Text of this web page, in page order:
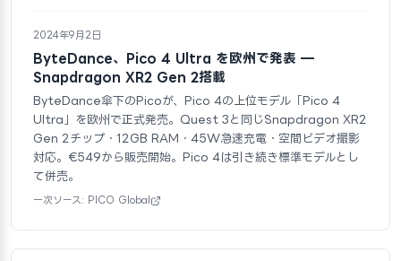
2024年9月2日
ByteDance、Pico 4 Ultra を欧州で発表 —
Snapdragon XR2 Gen 2搭載
ByteDance傘下のPicoが、Pico 4の上位モデル「Pico 4
Ultra」を欧州で正式発売。Quest 3と同じSnapdragon XR2
Gen 2チップ・12GB RAM・45W急速充電・空間ビデオ撮影
対応。€549から販売開始。Pico 4は引き続き標準モデルとし
て併売。
一次ソース: PICO Global